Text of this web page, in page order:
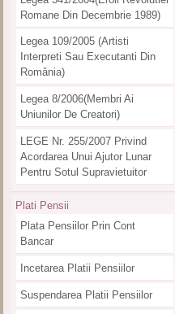
Romane Din Decembrie 1989)
Legea 109/2005 (artisti
Interpreti Sau Executanti Din
România)
Legea 8/2006(membri Ai
Uniunilor De Creatori)
LEGE Nr. 255/2007 Privind
Acordarea Unui Ajutor Lunar
Pentru Sotul Supravietuitor
Plati Pensii
Plata Pensiilor Prin Cont
Bancar
Incetarea Platii Pensiilor
Suspendarea Platii Pensiilor